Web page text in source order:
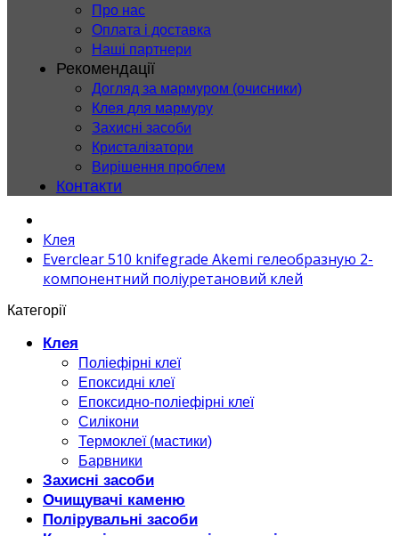
Про нас
Оплата і доставка
Наші партнери
Рекомендації
Догляд за мармуром (очисники)
Клея для мармуру
Захисні засоби
Кристалізатори
Вирішення проблем
Контакти
Клея
Everclear 510 knifegrade Akemi гелеобразную 2-
компонентний поліуретановий клей
Категорії
Клея
Поліефірні клеї
Епоксидні клеї
Епоксидно-поліефірні клеї
Силікони
Термоклеї (мастики)
Барвники
Захисні засоби
Очищувачі каменю
Полірувальні засоби